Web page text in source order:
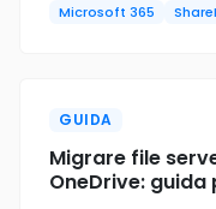
quando.
Microsoft 365
GUIDA
Migrare file
OneDrive: guida